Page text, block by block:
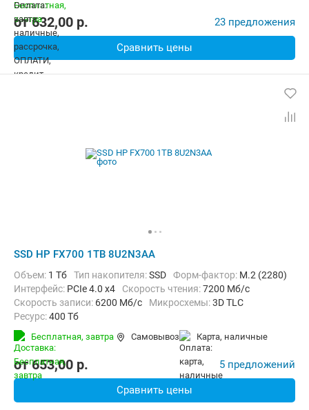
от632,00 p. 23 предложения
Сравнить цены
SSD HP FX700 1TB 8U2N3AA
Объем: 1 Тб Тип накопителя:SSD Форм-фактор: M.2 (2280)
Интерфейс: PCIe 4.0 x4 Скорость чтения:7200 Мб/с
Скорость записи: 6200 Мб/с Микросхемы:3D TLC
Ресурс:400 Тб
Бесплатная, завтра Самовывоз карта, наличные
от653,00 p. 5 предложений
Сравнить цены